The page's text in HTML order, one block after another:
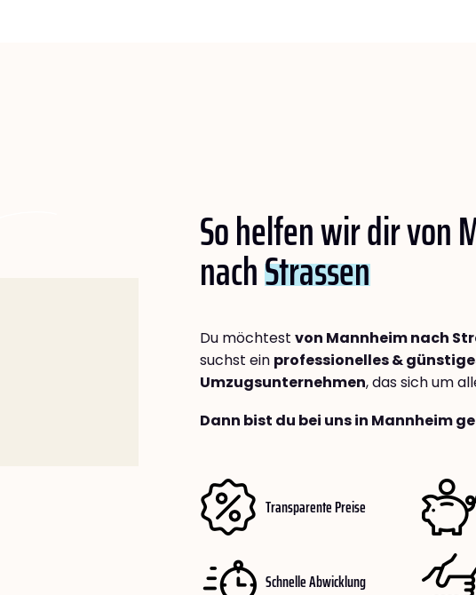
So helfen wir dir von
nachStrassen
Du möchtest von Mannheim nach
suchst ein professionelles &
Umzugsunternehmen, das sich um
Dann bist du bei uns in Mannheim
Transparente Preise
Schnelle Abwicklung